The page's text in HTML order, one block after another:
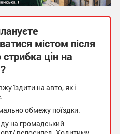
містом після
стрибка цін на
їздити на авто, як і
обмежу поїздки.
на громадський